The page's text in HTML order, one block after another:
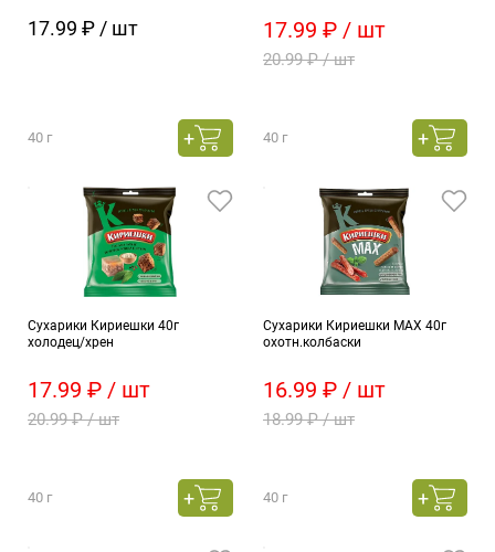
17.99 ₽ / шт
40 г
17.99 ₽ / шт
20.99 ₽ / шт
40 г
Сухарики Кириешки 40г
холодец/хрен
17.99 ₽ / шт
20.99 ₽ / шт
40 г
Сухарики Кириешки МАХ 40г
охотн.колбаски
16.99 ₽ / шт
18.99 ₽ / шт
40 г